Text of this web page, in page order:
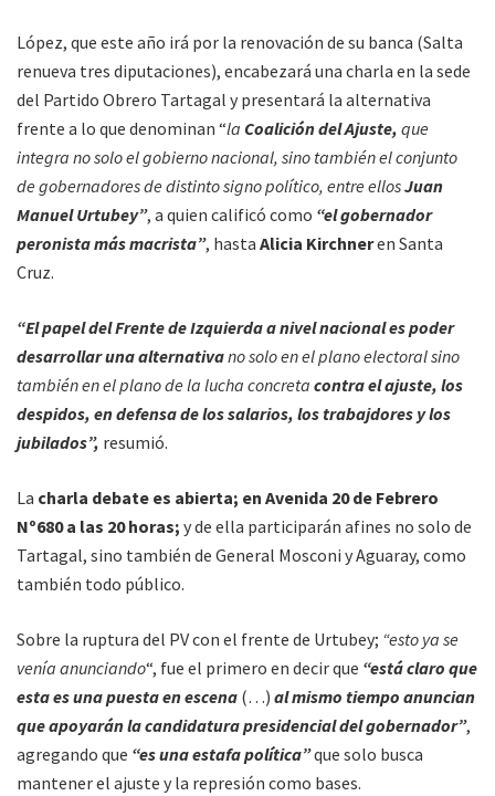
López, que este año irá por la renovación de su banca (Salta
renueva tres diputaciones), encabezará una charla en la sede
del Partido Obrero Tartagal y presentará la alternativa
frente a lo que denominan “la Coalición del Ajuste, que
integra no solo el gobierno nacional, sino también el conjunto
de gobernadores de distinto signo político, entre ellosJuan
Manuel Urtubey”, a quien calificó como “el gobernador
peronista más macrista”, hasta Alicia Kirchneren Santa
Cruz.
“El papel del Frente de Izquierda a nivel nacional es poder
desarrollar una alternativano solo en el plano electoral sino
también en el plano de la lucha concreta contra el ajuste, los
despidos, en defensa de los salarios, los trabajdores y los
jubilados”, resumió.
La charla debate es abierta; en Avenida 20 de Febrero
Nº680 a las 20 horas; y de ella participarán afines no solo de
Tartagal, sino también de General Mosconi y Aguaray, como
también todo público.
Sobre la ruptura del PV con el frente de Urtubey; “esto ya se
venía anunciando“, fue el primero en decir que “está claro que
esta es una puesta en escena (…) al mismo tiempo anuncian
que apoyarán la candidatura presidencial del gobernador”,
agregando que “es una estafa política”que solo busca
mantener el ajuste y la represión como bases.